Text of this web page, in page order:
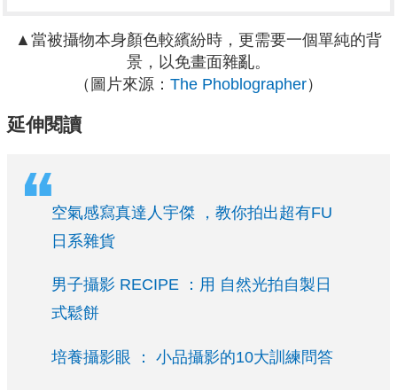
▲當被攝物本身顏色較繽紛時，更需要一個單純的背
景，以免畫面雜亂。
（圖片來源： The Phoblographer）
延伸閱讀
空氣感寫真達人宇傑 ，教你拍出超有FU
日系雜貨
男子攝影 RECIPE ：用 自然光拍自製日
式鬆餅
培養攝影眼 ： 小品攝影的10大訓練問答